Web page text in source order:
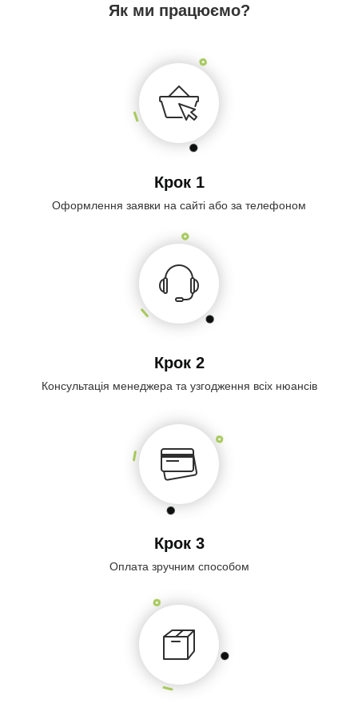
Як ми працюємо?
Крок 1
Оформлення заявки на сайті або за телефоном
Крок 2
Консультація менеджера та узгодження всіх нюансів
Крок 3
Оплата зручним способом